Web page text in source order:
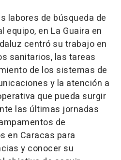
labores de búsqueda de
equipo, en La Guaira en
centró su trabajo en
sanitarios, las tareas
de los sistemas de
y la atención a
que pueda surgir
las últimas jornadas
de
en Caracas para
y conocer su